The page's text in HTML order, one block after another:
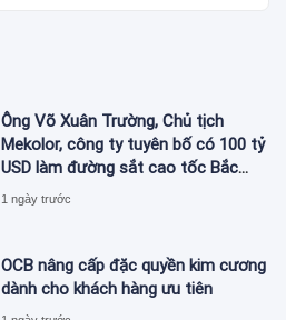
Ông Võ Xuân Trường, Chủ tịch
Mekolor, công ty tuyên bố có 100 tỷ
USD làm đường sắt cao tốc Bắc
Nam bị bắt
1 ngày trước
OCB nâng cấp đặc quyền kim cương
dành cho khách hàng ưu tiên